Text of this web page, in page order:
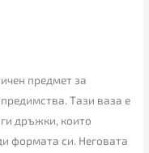
предмет за
Тази ваза е
дръжки, които
формата си. Неговата